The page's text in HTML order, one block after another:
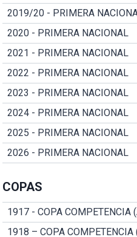
2019/20 - PRIMERA
2020 - PRIMERA NACIONAL
2021 - PRIMERA NACIONAL
2022 - PRIMERA NACIONAL
2023 - PRIMERA NACIONAL
2024 - PRIMERA NACIONAL
2025 - PRIMERA NACIONAL
2026 - PRIMERA NACIONAL
COPAS
1917 - COPA COMPETENCIA
1918 – COPA COMPETENCIA